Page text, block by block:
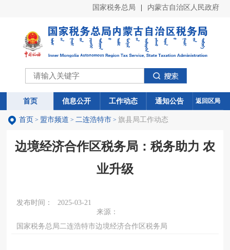
国家税务总局 内蒙古自治区人民政府
首页 信息公开 工作动态 通知公告
首页 信息公开 工作动态 通知公告 返回区局
首页 > 盟市频道 > 二连浩特市> 旗县局工作动态
边境经济合作区税务局：税务助力 农
业升级
发布时间：
2025-03-21
来源：
国家税务总局二连浩特市边境经济合作区税务局